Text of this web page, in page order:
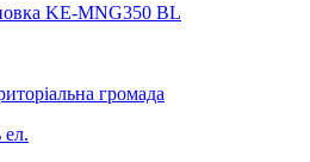
KE-MNG350 BL
громада
ел.